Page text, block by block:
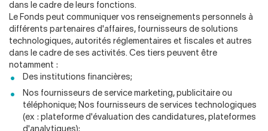
dans le cadre de leurs fonctions.
Le Fonds peut communiquer vos renseignements personnels à
différents partenaires d'affaires, fournisseurs de solutions
technologiques, autorités réglementaires et fiscales et autres
dans le cadre de ses activités. Ces tiers peuvent être
notamment :
Des institutions financières;
Nos fournisseurs de service marketing, publicitaire ou
téléphonique; Nos fournisseurs de services technologiques
(ex : plateforme d'évaluation des candidatures, plateformes